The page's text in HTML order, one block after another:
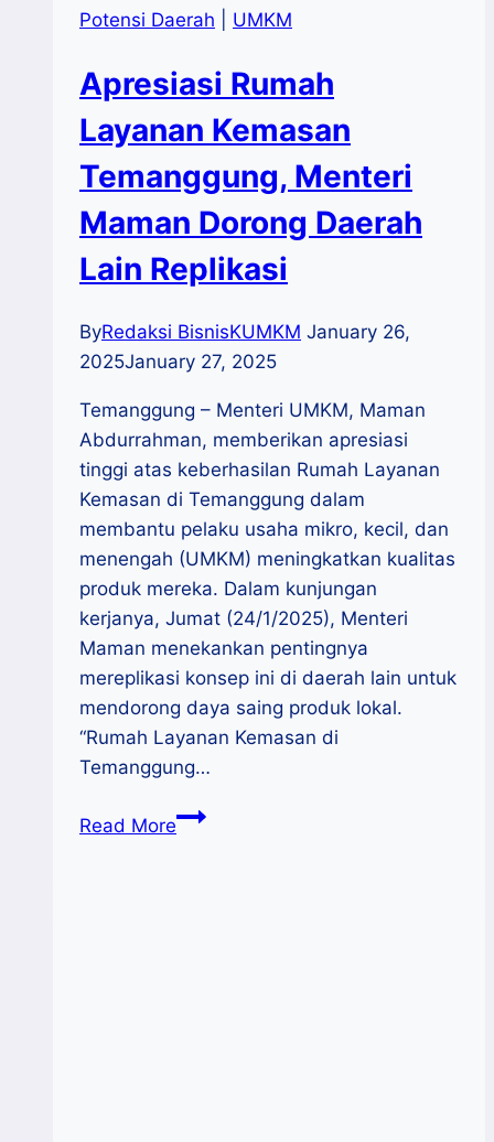
Potensi Daerah UMKM
Apresiasi Rumah
Layanan Kemasan
Temanggung, Menteri
Maman Dorong Daerah
Lain Replikasi
ByRedaksi BisnisKUMKM January 26,
2025January 27, 2025
Temanggung – Menteri UMKM, Maman
Abdurrahman, memberikan apresiasi
tinggi atas keberhasilan Rumah Layanan
Kemasan di Temanggung dalam
membantu pelaku usaha mikro, kecil, dan
menengah (UMKM) meningkatkan kualitas
produk mereka. Dalam kunjungan
kerjanya, Jumat (24/1/2025), Menteri
Maman menekankan pentingnya
mereplikasi konsep ini di daerah lain untuk
mendorong daya saing produk lokal.
“Rumah Layanan Kemasan di
Temanggung…
Read MoreApresiasi